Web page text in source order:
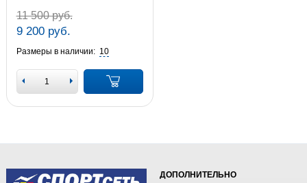
11 500 руб.
9 200 руб.
Размеры в наличии: 10
ДОПОЛНИТЕЛЬНО